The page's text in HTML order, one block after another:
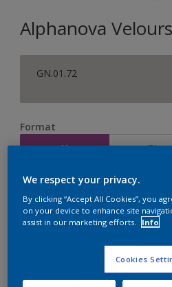
Alphanova Velours
GN.01.72
Format
1L 5L
Quantité Calculateur
We respect your privacy.
By clicking “Accept All Cookies”, you
on your device to enhance site
assist in our marketing efforts.
Info
Cookies